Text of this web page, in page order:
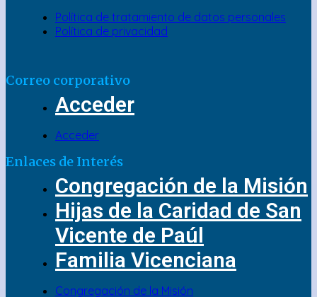
Política de tratamiento de datos personales
Política de privacidad
Correo corporativo
Acceder
Acceder
Enlaces de Interés
Congregación de la Misión
Hijas de la Caridad de San
Vicente de Paúl
Familia Vicenciana
Congregación de la Misión